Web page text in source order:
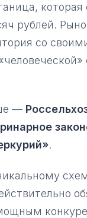
рублей.
со
—
.